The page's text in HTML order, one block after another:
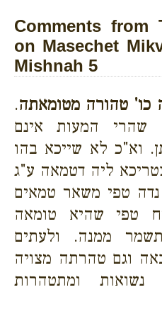
Comments from
on Masechet
Mishnah 5
כו' טהורה מטומאתה.
שהרי המעות אינם
וא"כ לא שייכא בהו
ליה דטמאה ע"ג
טפי משאר טמאים
טפי שהיא טומאה
ממנה. ולעתים
וגם טהרתה מצויה
ומתטהרות